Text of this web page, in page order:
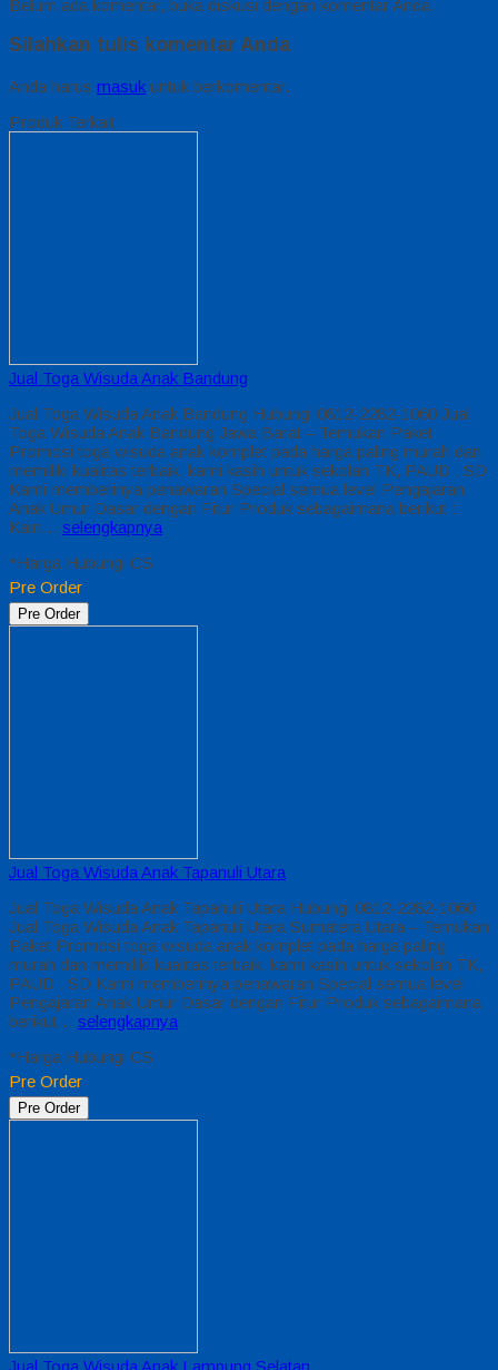
Belum ada komentar, buka diskusi dengan komentar Anda.
Silahkan tulis komentar Anda
Anda harus masuk untuk berkomentar.
Produk Terkait
Jual Toga Wisuda Anak Bandung
Jual Toga Wisuda Anak Bandung Hubungi 0812-2282-1060 Jual
Toga Wisuda Anak Bandung Jawa Barat – Temukan Paket
Promosi toga wisuda anak komplet pada harga paling murah dan
memiliki kualitas terbaik, kami kasih untuk sekolah TK, PAUD , SD
Kami memberinya penawaran Special semua level Pengajaran
Anak Umur Dasar dengan Fitur Produk sebagaimana berikut :
Kain… selengkapnya
*Harga Hubungi CS
Pre Order
Pre Order
Jual Toga Wisuda Anak Tapanuli Utara
Jual Toga Wisuda Anak Tapanuli Utara Hubungi 0812-2282-1060
Jual Toga Wisuda Anak Tapanuli Utara Sumatera Utara – Temukan
Paket Promosi toga wisuda anak komplet pada harga paling
murah dan memiliki kualitas terbaik, kami kasih untuk sekolah TK,
PAUD , SD Kami memberinya penawaran Special semua level
Pengajaran Anak Umur Dasar dengan Fitur Produk sebagaimana
berikut… selengkapnya
*Harga Hubungi CS
Pre Order
Pre Order
Jual Toga Wisuda Anak Lampung Selatan